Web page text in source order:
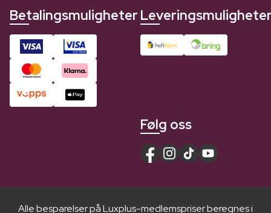
Betalingsmuligheter
Følg oss
Alle besparelser på Luxplus-medlemspriser beregnes i